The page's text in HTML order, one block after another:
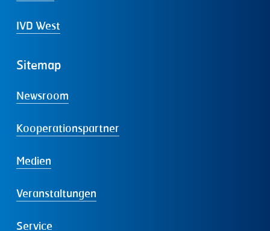
IVD West
Sitemap
Newsroom
Kooperationspartner
Medien
Veranstaltungen
Service